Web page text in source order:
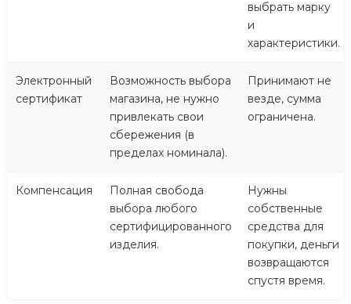
выбрать марку
и
характеристики.
Электронный
сертификат
Возможность выбора
магазина, не нужно
привлекать свои
сбережения (в
пределах номинала).
Принимают не
везде, сумма
ограничена.
Компенсация
Полная свобода
выбора любого
сертифицированного
изделия.
Нужны
собственные
средства для
покупки, деньги
возвращаются
спустя время.